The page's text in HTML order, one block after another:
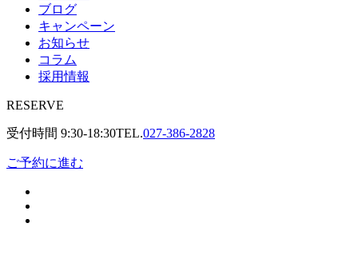
ブログ
キャンペーン
お知らせ
コラム
採用情報
RESERVE
受付時間 9:30-18:30TEL.027-386-2828
ご予約に進む